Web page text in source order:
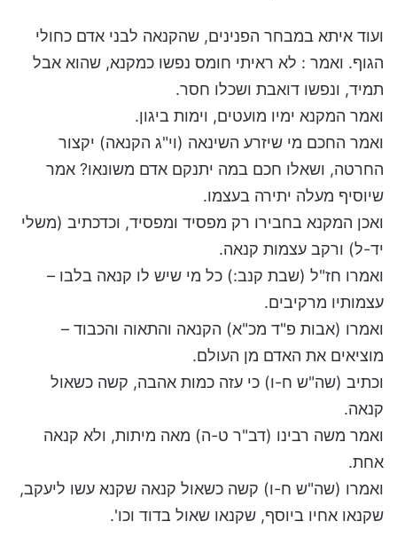
ועוד איתא במבחר הפנינים, שהקנאה לבני אדם כחולי
הגוף. ואמר : לא ראיתי חומס נפשו כמקנא, שהוא אבל
תמיד, ונפשו דואבת ושכלו חסר.
ואמר המקנא ימיו מועטים, וימות ביגון.
ואמר החכם מי שיזרע השינאה (וי"ג הקנאה) יקצור
החרטה, ושאלו חכם במה יתנקם אדם משונאו? אמר
שיוסיף מעלה יתירה בעצמו.
ואכן המקנא בחבירו רק מפסיד ומפסיד, וכדכתיב (משלי
יד-ל) ורקב עצמות קנאה.
ואמרו חז"ל (שבת קנב:) כל מי שיש לו קנאה בלבו –
עצמותיו מרקיבים.
ואמרו (אבות פ"ד מכ"א) הקנאה והתאוה והכבוד –
מוציאים את האדם מן העולם.
וכתיב (שה"ש ח-ו) כי עזה כמות אהבה, קשה כשאול
קנאה.
ואמר משה רבינו (דב"ר ט-ה) מאה מיתות, ולא קנאה
אחת.
ואמרו (שה"ש ח-ו) קשה כשאול קנאה שקנא עשו ליעקב,
שקנאו אחיו ביוסף, שקנאו שאול בדוד וכו'.